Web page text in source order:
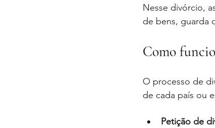
Nesse divórcio,
de bens, guarda
Como
O processo de
de cada país ou
Petição de